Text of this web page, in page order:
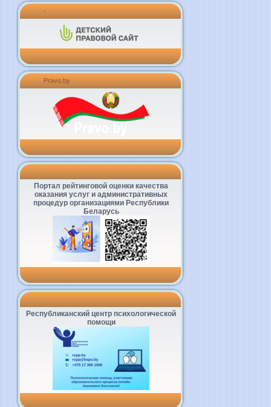
-
Pravo.by
Портал рейтинговой оценки качества
оказания услуг и административных
процедур организациями Республики
Беларусь
Республиканский центр психологической
помощи